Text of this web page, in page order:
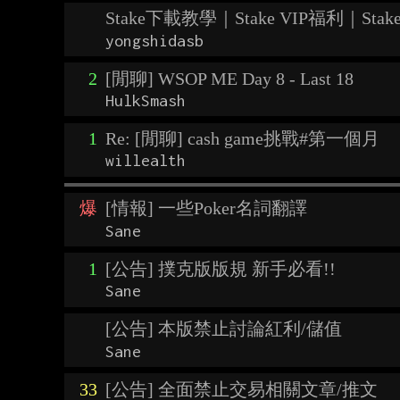
Stake下載教學｜Stake VIP福利｜
yongshidasb
2 [閒聊] WSOP ME Day 8 - Last 18
HulkSmash
1 Re: [閒聊] cash game挑戰#第一個月
willealth
爆 [情報] 一些Poker名詞翻譯
Sane
1 [公告] 撲克版版規 新手必看!!
Sane
[公告] 本版禁止討論紅利/儲值
Sane
33 [公告] 全面禁止交易相關文章/推文